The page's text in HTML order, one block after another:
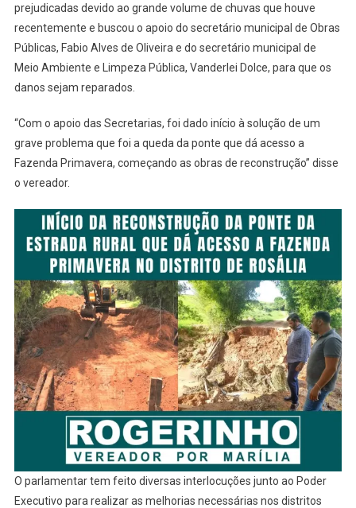
prejudicadas devido ao grande volume de chuvas que houve
recentemente e buscou o apoio do secretário municipal de Obras
Públicas, Fabio Alves de Oliveira e do secretário municipal de
Meio Ambiente e Limpeza Pública, Vanderlei Dolce, para que os
danos sejam reparados.
“Com o apoio das Secretarias, foi dado início à solução de um
grave problema que foi a queda da ponte que dá acesso a
Fazenda Primavera, começando as obras de reconstrução” disse
o vereador.
O parlamentar tem feito diversas interlocuções junto ao Poder
Executivo para realizar as melhorias necessárias nos distritos